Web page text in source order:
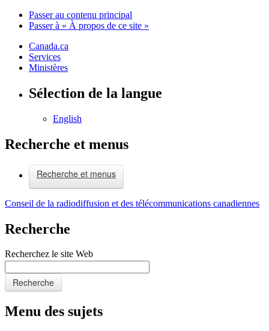
Passer au contenu principal
Passer à « À propos de ce site »
Canada.ca
Services
Ministères
Sélection de la langue
English
Recherche et menus
Recherche et menus
Conseil de la radiodiffusion et des télécommunications canadiennes
Recherche
Recherchez le site Web
Recherche
Menu des sujets